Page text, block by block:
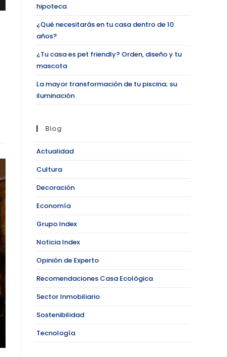
hipoteca
¿Qué necesitarás en tu casa dentro de 10
años?
¿Tu casa es pet friendly? Orden, diseño y tu
mascota
La mayor transformación de tu piscina; su
iluminación
Blog
Actualidad
Cultura
Decoración
Economía
Grupo Index
Noticia Index
Opinión de Experto
Recomendaciones Casa Ecológica
Sector Inmobiliario
Sostenibilidad
Tecnología